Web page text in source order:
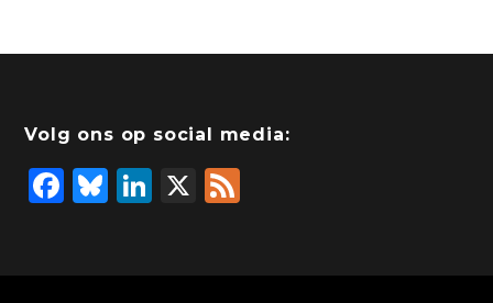
Volg ons op social media:
F
Bl
Li X